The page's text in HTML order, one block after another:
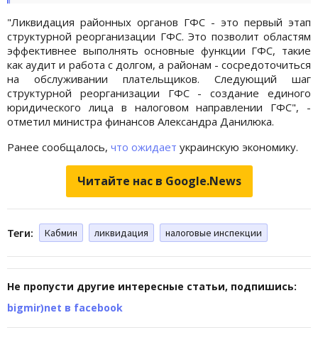
"Ликвидация районных органов ГФС - это первый этап
структурной реорганизации ГФС. Это позволит областям
эффективнее выполнять основные функции ГФС, такие
как аудит и работа с долгом, а районам - сосредоточиться
на обслуживании плательщиков. Следующий шаг
структурной реорганизации ГФС - создание единого
юридического лица в налоговом направлении ГФС", -
отметил министра финансов Александра Данилюка.
Ранее сообщалось, что ожидает украинскую экономику.
Читайте нас в Google.News
Теги: Кабмин ликвидация налоговые инспекции
Не пропусти другие интересные статьи, подпишись:
bigmir)net в facebook